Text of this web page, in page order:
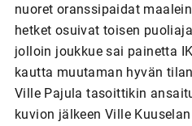
nuoret oranssipaidat
hetket osuivat toisen
jolloin joukkue sai painetta
kautta muutaman hyvän
Ville Pajula tasoittikin
kuvion jälkeen Ville